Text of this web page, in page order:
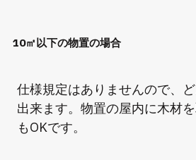
10㎡以下の物置の場合
仕様規定はありませんので、
出来ます。物置の屋内に木材
もOKです。